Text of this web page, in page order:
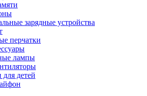
зарядные устройства
перчатки
лампы
детей